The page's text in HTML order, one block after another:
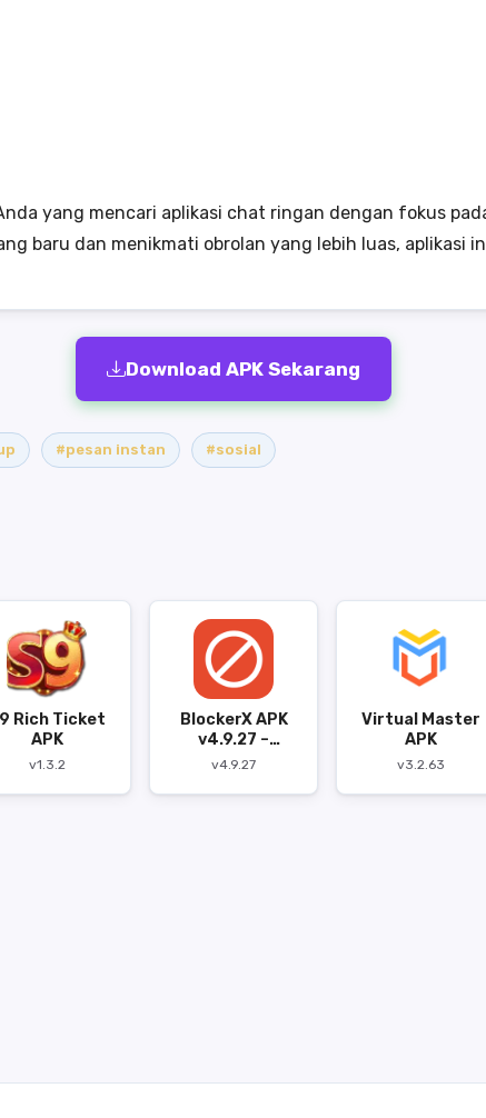
yang mencari aplikasi chat ringan dengan fokus
baru dan menikmati obrolan yang lebih luas, aplikasi
Download APK Sekarang
#pesan instan #sosial
Rich Ticket
APK
v1.3.2
BlockerX APK
v4.9.27 –
Pemblokir
Mengganggu
v4.9.27
Virtual Master
APK
v3.2.63